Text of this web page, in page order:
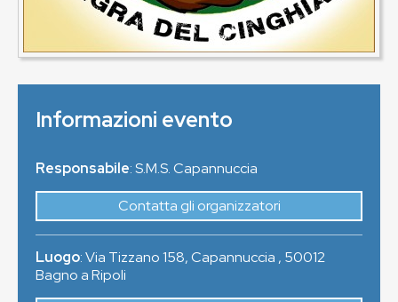
Informazioni evento
Responsabile: S.M.S. Capannuccia
Contatta gli organizzatori
Luogo:Via Tizzano 158, Capannuccia , 50012
Bagno a Ripoli